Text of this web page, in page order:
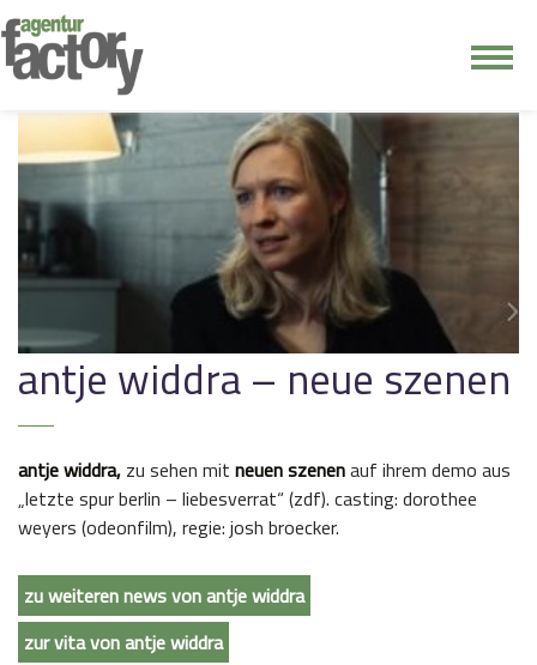
kontakt
antje widdra – neue szenen
antje widdra, zu sehen mit neuen szenenauf ihrem demo aus
„letzte spur berlin – liebesverrat“ (zdf). casting: dorothee
weyers (odeonfilm), regie: josh broecker.
zu weiteren news von antje widdra
zur vita von antje widdra